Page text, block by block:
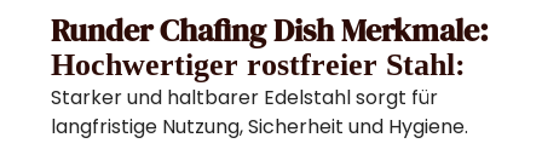
Runder Chafing Dish Merkmale:
Hochwertiger rostfreier Stahl:
Starker und haltbarer Edelstahl sorgt für
langfristige Nutzung, Sicherheit und Hygiene.